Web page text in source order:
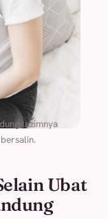
lazimnya
Ubat